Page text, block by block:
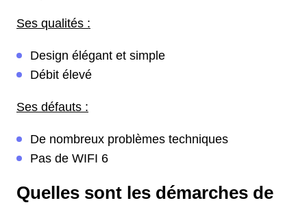
Ses qualités :
Design élégant et simple
Débit élevé
Ses défauts :
De nombreux problèmes techniques
Pas de WIFI 6
Quelles sont les démarches de